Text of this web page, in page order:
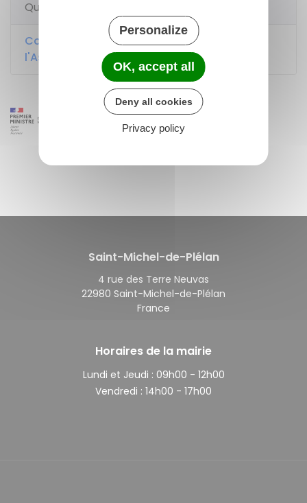
Questions ? Réponses !
Comment recourir au Médiateur de
l'Assurance maladie ?
Saint-Michel-de-Plélan
4 rue des Terre Neuvas
22980 Saint-Michel-de-Plélan
France
Horaires de la mairie
Lundi et Jeudi : 09h00 - 12h00
Vendredi : 14h00 - 17h00
Personalize
OK, accept all
Deny all cookies
Privacy policy